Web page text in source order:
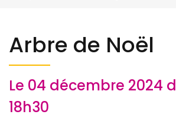
Arbre de Noël
Le 04 décembre 2024
18h30